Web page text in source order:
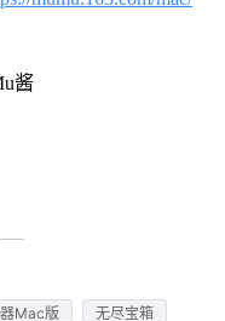
酱
Mac版
无尽宝箱